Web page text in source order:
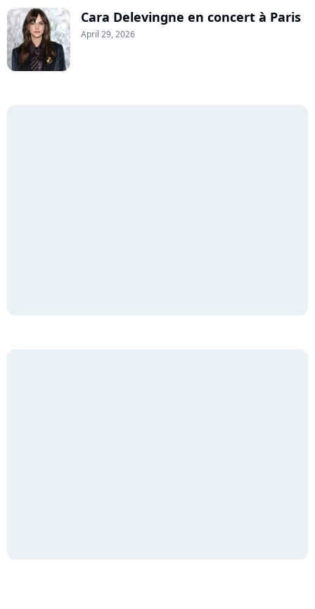
Cara Delevingne en concert à Paris
April 29, 2026